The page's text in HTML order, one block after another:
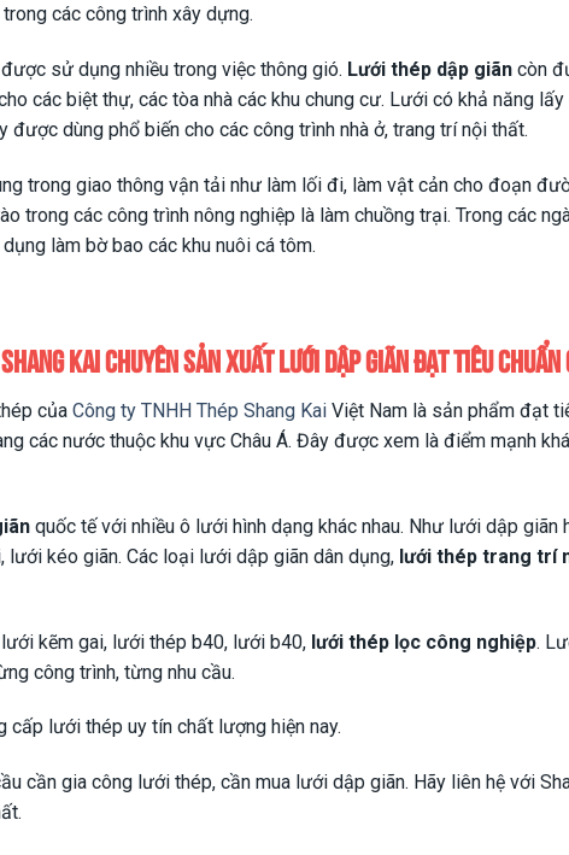
các công trình xây dựng.
sử dụng nhiều trong việc thông gió. Lưới thép dập giãn còn
các biệt thự, các tòa nhà các khu chung cư. Lưới có khả năng
được dùng phổ biến cho các công trình nhà ở, trang trí nội thất.
trong giao thông vận tải như làm lối đi, làm vật cản cho đoạn
trong các công trình nông nghiệp là làm chuồng trại. Trong các
làm bờ bao các khu nuôi cá tôm.
Shang Kai chuyên sản xuất lưới dập giãn đạt tiêu
củaCông ty TNHH Thép Shang Kai Việt Nam là sản phẩm đạt
các nước thuộc khu vực Châu Á. Đây được xem là điểm mạnh
quốc tế với nhiều ô lưới hình dạng khác nhau. Như lưới dập giãn
lưới kéo giãn. Các loại lưới dập giãn dân dụng, lưới thép trang trí
kẽm gai, lưới thép b40, lưới b40, lưới thép lọc công nghiệp.
công trình, từng nhu cầu.
cấp lưới thép uy tín chất lượng hiện nay.
cần gia công lưới thép, cần mua lưới dập giãn. Hãy liên hệ với